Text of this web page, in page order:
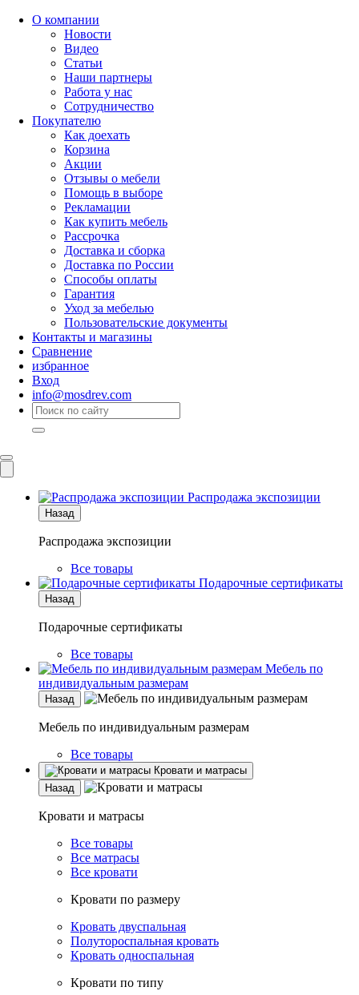
О компании
Новости
Видео
Статьи
Наши партнеры
Работа у нас
Сотрудничество
Покупателю
Как доехать
Корзина
Акции
Отзывы о мебели
Помощь в выборе
Рекламации
Как купить мебель
Рассрочка
Доставка и сборка
Доставка по России
Способы оплаты
Гарантия
Уход за мебелью
Пользовательские документы
Контакты и магазины
Сравнение
избранное
Вход
info@mosdrev.com
Распродажа экспозиции
Назад
Распродажа экспозиции
Все товары
Подарочные сертификаты
Назад
Подарочные сертификаты
Все товары
Мебель по
индивидуальным размерам
Назад
Мебель по индивидуальным размерам
Все товары
Кровати и матрасы
Назад
Кровати и матрасы
Все товары
Все матрасы
Все кровати
Кровати по размеру
Кровать двуспальная
Полутороспальная кровать
Кровать односпальная
Кровати по типу